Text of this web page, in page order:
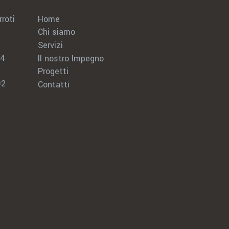
Home
Chi siamo
Servizi
Il nostro Impegno
Progetti
Contatti